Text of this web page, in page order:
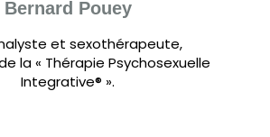
Bernard Pouey
et sexothérapeute,
la « Thérapie Psychosexuelle
Integrative® ».